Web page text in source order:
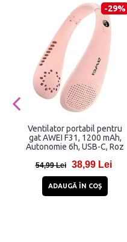
-29%
Ventilator portabil pentru
gat AWEI F31, 1200 mAh,
Autonomie 6h, USB-C, Roz
54,99 Lei 38,99 Lei
ADAUGĂ ÎN COŞ